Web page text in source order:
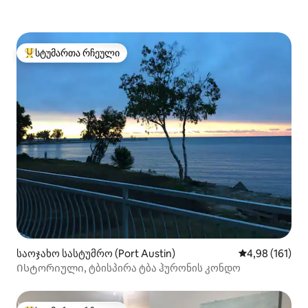
სტუმართა რჩეული მოწინავე ვარიანტი
სტუმართა რჩეული
საოჯახო სასტუმრო (Port Austin) საშუალო
4,98 (161)
Ისტორიული, ტბისპირა ტბა ჰურონის კონდო